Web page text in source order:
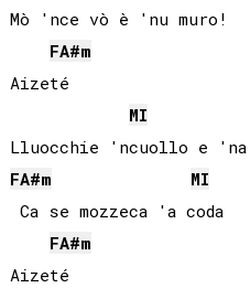
Mò 'nce vò è 'nu muro!
FA#m
Aizeté
MI
FA#m
MI
Ca se mozzeca 'a coda
FA#m
Aizeté